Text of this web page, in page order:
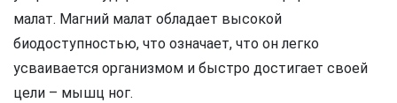
малат. Магний малат обладает высокой
биодоступностью, что означает, что он легко
усваивается организмом и быстро достигает своей
цели – мышц ног.